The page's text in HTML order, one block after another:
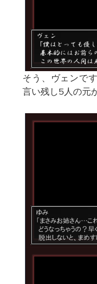
そう、ヴェンで
言い残し5人の元